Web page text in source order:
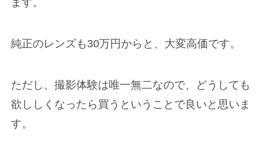
ます。
純正のレンズも30万円からと、大変高価です。
ただし、撮影体験は唯一無二なので、どうしても
欲ししくなったら買うということで良いと思いま
す。